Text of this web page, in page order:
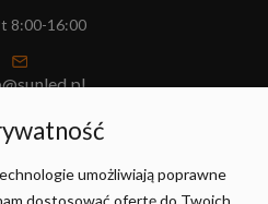
8:00-16:00
690 128 561
umożliwiają poprawne
dostosować ofertę do Twoich